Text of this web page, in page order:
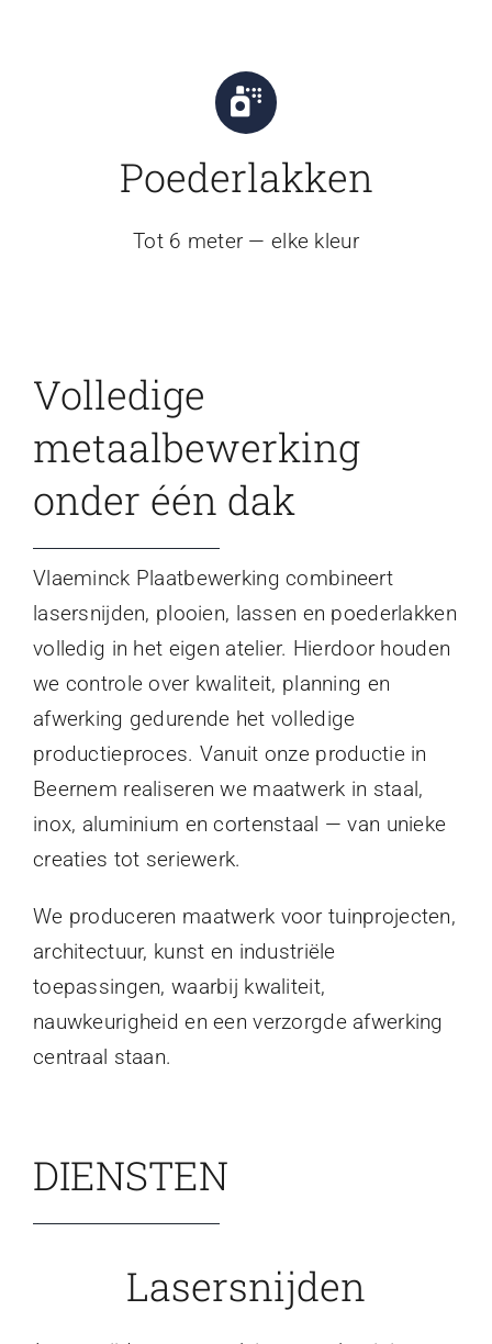
Poederlakken
Tot 6 meter — elke kleur
Volledige
metaalbewerking
onder één dak
Vlaeminck Plaatbewerking combineert
lasersnijden, plooien, lassen en poederlakken
volledig in het eigen atelier. Hierdoor houden
we controle over kwaliteit, planning en
afwerking gedurende het volledige
productieproces. Vanuit onze productie in
Beernem realiseren we maatwerk in staal,
inox, aluminium en cortenstaal — van unieke
creaties tot seriewerk.
We produceren maatwerk voor tuinprojecten,
architectuur, kunst en industriële
toepassingen, waarbij kwaliteit,
nauwkeurigheid en een verzorgde afwerking
centraal staan.
DIENSTEN
Lasersnijden